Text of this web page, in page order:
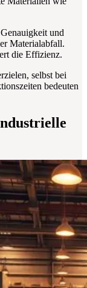
und
Materialabfall.
die Effizienz.
selbst bei
bedeuten